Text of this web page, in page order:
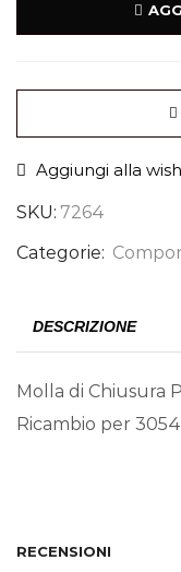
Aggiungi alla
SKU: 7264
Categorie:
DESCRIZIONE
Molla di Chiusura
Ricambio per
RECENSIONI